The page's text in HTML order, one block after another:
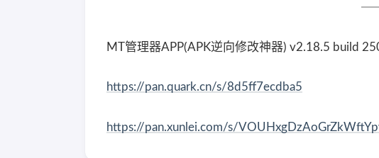
MT管理器APP(APK逆向修改神器) v2.18.5 build
https://pan.quark.cn/s/8d5ff7ecdba5
https://pan.xunlei.com/s/